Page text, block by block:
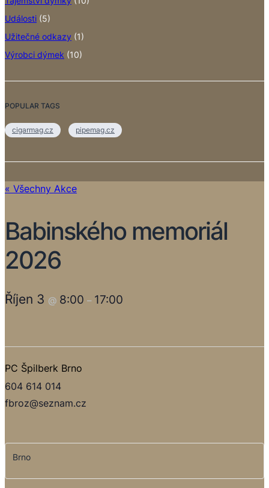
Události (5)
Užitečné odkazy (1)
Výrobci dýmek (10)
POPULAR TAGS
cigarmag.cz pipemag.cz
« Všechny Akce
Babinského memoriál
2026
Říjen 3 @ 8:00 – 17:00
PC Špilberk Brno
604 614 014
fbroz@seznam.cz
Brno